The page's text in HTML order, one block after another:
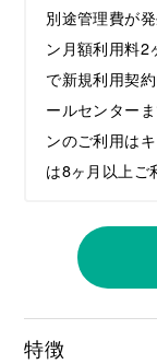
別途管理費が
ン月額利用料2
で新規利用契
ールセンター
ンのご利用は
は8ヶ月以上ご
特徴